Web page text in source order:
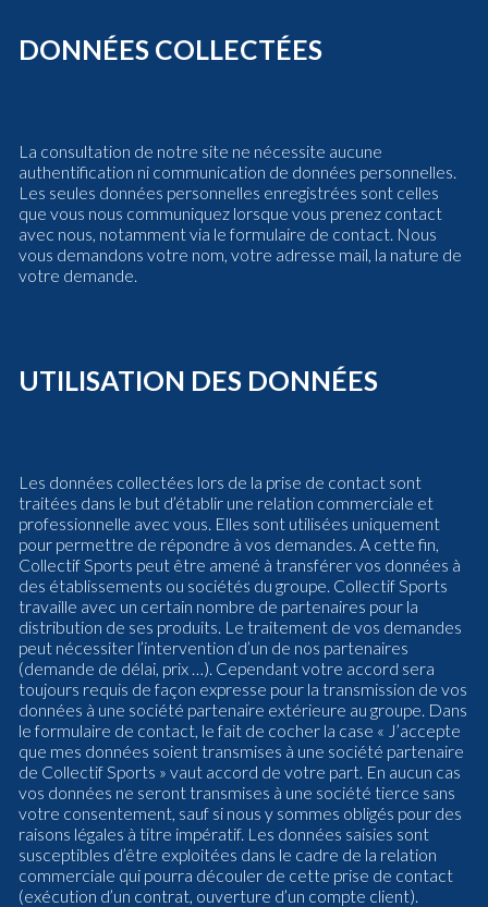
DONNÉES COLLECTÉES
La consultation de notre site ne nécessite aucune
authentification ni communication de données personnelles.
Les seules données personnelles enregistrées sont celles
que vous nous communiquez lorsque vous prenez contact
avec nous, notamment via le formulaire de contact. Nous
vous demandons votre nom, votre adresse mail, la nature de
votre demande.
UTILISATION DES DONNÉES
Les données collectées lors de la prise de contact sont
traitées dans le but d’établir une relation commerciale et
professionnelle avec vous. Elles sont utilisées uniquement
pour permettre de répondre à vos demandes. A cette fin,
Collectif Sports peut être amené à transférer vos données à
des établissements ou sociétés du groupe. Collectif Sports
travaille avec un certain nombre de partenaires pour la
distribution de ses produits. Le traitement de vos demandes
peut nécessiter l’intervention d’un de nos partenaires
(demande de délai, prix …). Cependant votre accord sera
toujours requis de façon expresse pour la transmission de vos
données à une société partenaire extérieure au groupe. Dans
le formulaire de contact, le fait de cocher la case « J’accepte
que mes données soient transmises à une société partenaire
de Collectif Sports » vaut accord de votre part. En aucun cas
vos données ne seront transmises à une société tierce sans
votre consentement, sauf si nous y sommes obligés pour des
raisons légales à titre impératif. Les données saisies sont
susceptibles d’être exploitées dans le cadre de la relation
commerciale qui pourra découler de cette prise de contact
(exécution d’un contrat, ouverture d’un compte client).